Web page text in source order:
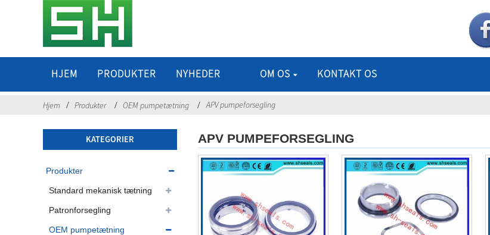
HJEM PRODUKTER NYHEDER OM OS KONTAKT OS
Hjem Produkter OEM pumpetætning APV pumpeforsegling
KATEGORIER
Produkter
Standard mekanisk tætning
Patronforsegling
OEM pumpetætning
APV PUMPEFORSEGLING